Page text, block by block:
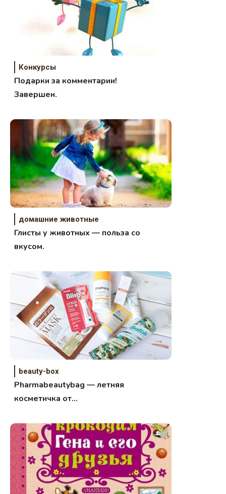
Конкурсы
Подарки за комментарии!
Завершен.
домашние животные
Глисты у животных — польза со
вкусом.
beauty-box
Pharmabeautybag — летняя
косметичка от